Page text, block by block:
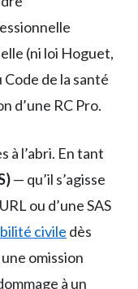
(ni loi Hoguet,
de la santé
d’une RC Pro.
à l’abri. En tant
— qu’il s’agisse
ou d’une SAS
civile dès
omission
à un